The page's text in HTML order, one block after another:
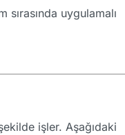
sırasında uygulamalı
işler. Aşağıdaki